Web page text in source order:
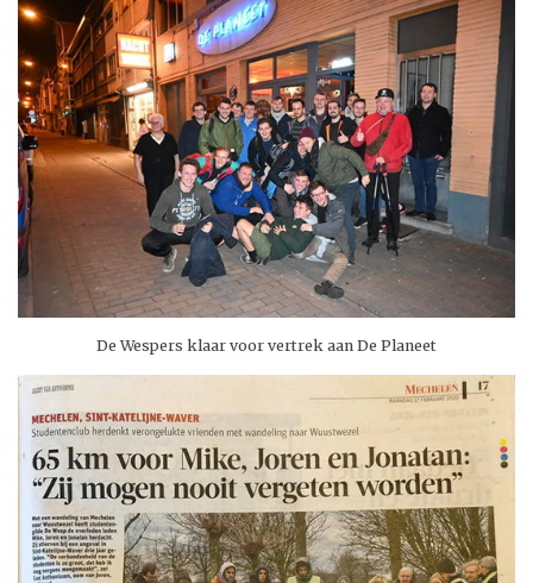
De Wespers klaar voor vertrek aan De Planeet